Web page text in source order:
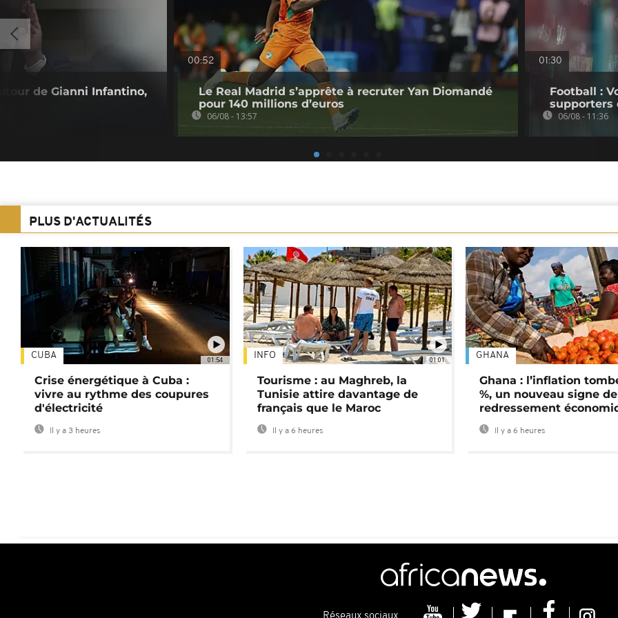
de Gianni Infantino,
00:52
Le Real Madrid s’apprête à recruter Yan Diomandé
pour 140 millions d’euros
06/08 - 13:57
01:30
Football :
supporters
06/08 - 11:36
PLUS D'ACTUALITÉS
01:54
CUBA
Crise énergétique à Cuba :
vivre au rythme des coupures
d'électricité
Il y a 3 heures
01:01
INFO
Tourisme : au Maghreb, la
Tunisie attire davantage de
français que le Maroc
Il y a 6 heures
GHANA
Ghana : l’inflation
%, un nouveau signe de
redressement
Il y a 6 heures